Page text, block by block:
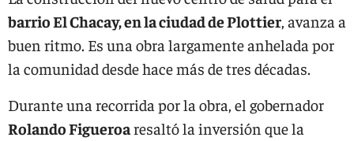
barrio El Chacay, en la ciudad de Plottier, avanza a
buen ritmo. Es una obra largamente anhelada por
la comunidad desde hace más de tres décadas.
Durante una recorrida por la obra, el gobernador
Rolando Figueroaresaltó la inversión que la